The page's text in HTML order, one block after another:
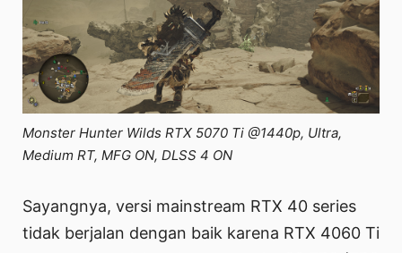
Monster Hunter Wilds RTX 5070 Ti @1440p, Ultra,
Medium RT, MFG ON, DLSS 4 ON
Sayangnya, versi mainstream RTX 40 series
tidak berjalan dengan baik karena RTX 4060 Ti